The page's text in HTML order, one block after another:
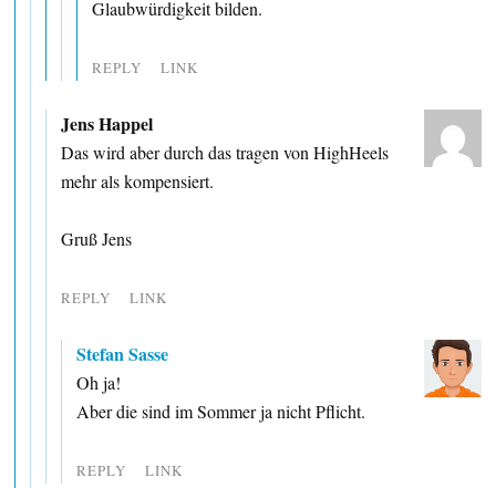
Glaubwürdigkeit bilden.
REPLY LINK
Jens Happel
Das wird aber durch das tragen von HighHeels
mehr als kompensiert.
Gruß Jens
REPLY LINK
Stefan Sasse
Oh ja!
Aber die sind im Sommer ja nicht Pflicht.
REPLY LINK